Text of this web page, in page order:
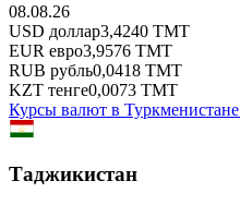
08.08.26
USD доллар3,4240 TMT
EUR евро3,9576 TMT
RUB рубль0,0418 TMT
KZT тенге0,0073 TMT
Курсы валют в Туркменистане
Таджикистан